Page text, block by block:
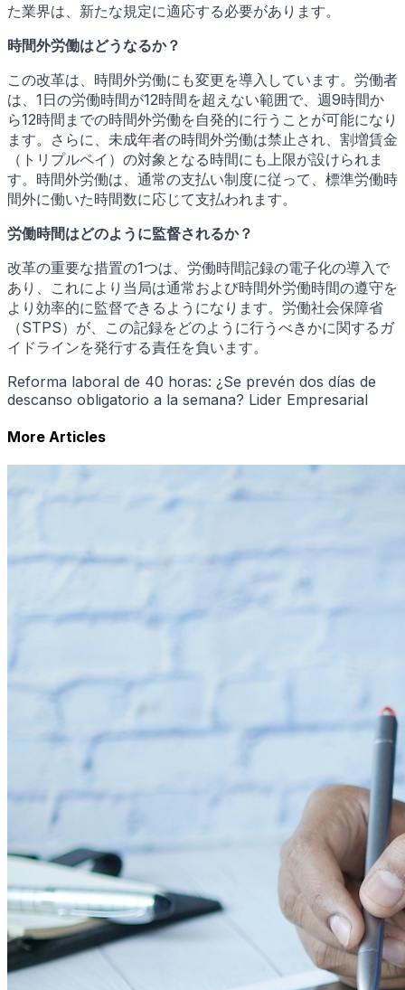
た業界は、新たな規定に適応する必要があります。
時間外労働はどうなるか？
この改革は、時間外労働にも変更を導入しています。労働者
は、1日の労働時間が12時間を超えない範囲で、週9時間か
ら12時間までの時間外労働を自発的に行うことが可能になり
ます。さらに、未成年者の時間外労働は禁止され、割増賃金
（トリプルペイ）の対象となる時間にも上限が設けられま
す。時間外労働は、通常の支払い制度に従って、標準労働時
間外に働いた時間数に応じて支払われます。
労働時間はどのように監督されるか？
改革の重要な措置の1つは、労働時間記録の電子化の導入で
あり、これにより当局は通常および時間外労働時間の遵守を
より効率的に監督できるようになります。労働社会保障省
（STPS）が、この記録をどのように行うべきかに関するガ
イドラインを発行する責任を負います。
Reforma laboral de 40 horas: ¿Se prevén dos días de
descanso obligatorio a la semana? Lider Empresarial
More Articles